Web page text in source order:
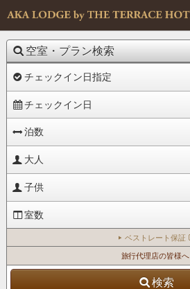
空室・プラン検索
チェックイン日指定
チェックイン日
泊数
大人
子供
室数
ベストレート保証
旅行代理店の皆様へ
検索